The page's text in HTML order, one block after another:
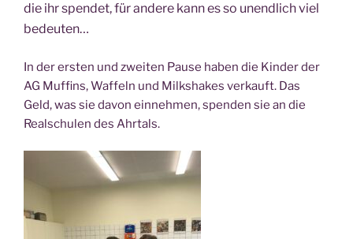
die ihr spen­det, für ande­re kann es so unend­lich viel
bedeuten…
In der ers­ten und zwei­ten Pau­se haben die Kin­der der
AG Muf­fins, Waf­feln und Milks­hakes ver­kauft. Das
Geld, was sie davon ein­neh­men, spen­den sie an die
Real­schu­len des Ahrtals.